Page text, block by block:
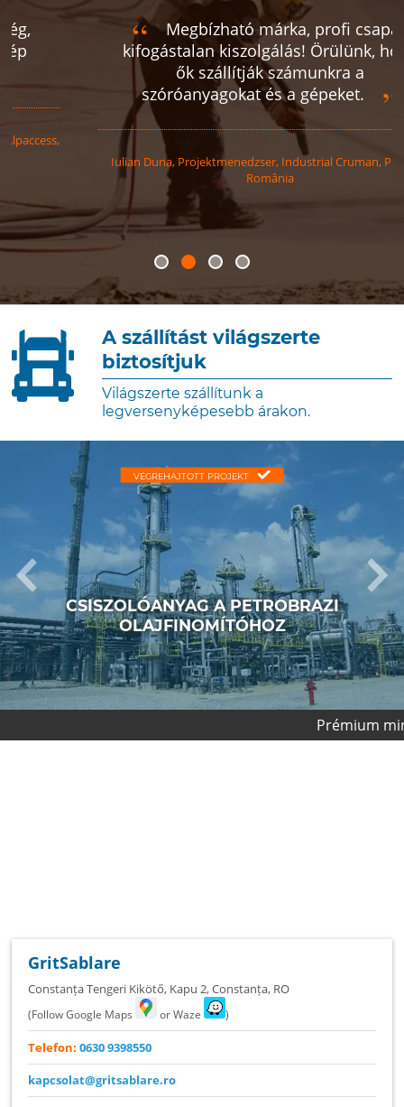
Megbízható márka, profi csapat,
kifogástalan kiszolgálás! Örülünk, hogy
ők szállítják számunkra a
szóróanyagokat és a gépeket.
Projektmenedzser, Industrial Cruman, Ploiești -
România
A szállítást világszerte
biztosítjuk
Világszerte szállítunk a
legversenyképesebb árakon.
VÉGREHAJTOTT PROJEKT
CSISZOLÓANYAG A PETROBRAZI
OLAJFINOMÍTÓHOZ
Prémium minőségi
GritSablare
Constanța Tengeri Kikötő, Kapu 2,Constanța, RO
(Follow Google Maps or Waze )
Telefon: 0630 9398550
kapcsolat@gritsablare.ro